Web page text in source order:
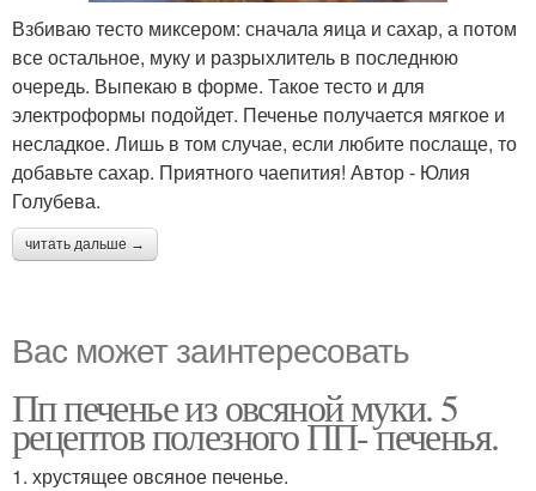
Взбиваю тесто миксером: сначала яица и сахар, а потом
все остальное, муку и разрыхлитель в последнюю
очередь. Выпекаю в форме. Такое тесто и для
электроформы подойдет. Печенье получается мягкое и
несладкое. Лишь в том случае, если любите послаще, то
добавьте сахар. Приятного чаепития! Автор - Юлия
Голубева.
читать дальше →
Вас может заинтересовать
Пп печенье из овсяной муки. 5
рецептов полезного ПП- печенья.
1. хрустящее овсяное печенье.